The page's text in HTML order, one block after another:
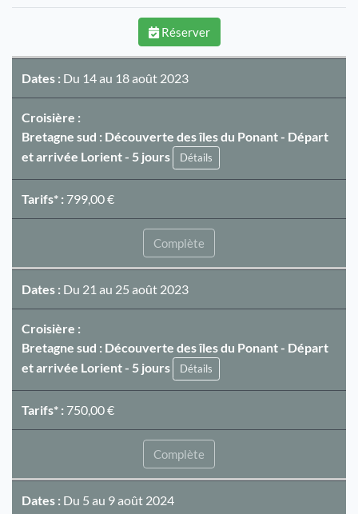
Réserver
Dates : Du 14 au 18 août 2023
Croisière :
Bretagne sud : Découverte des îles du Ponant - Départ
et arrivée Lorient - 5 jours
Détails
Tarifs* : 799,00 €
Complète
Dates : Du 21 au 25 août 2023
Croisière :
Bretagne sud : Découverte des îles du Ponant - Départ
et arrivée Lorient - 5 jours
Détails
Tarifs* : 750,00 €
Complète
Dates : Du 5 au 9 août 2024